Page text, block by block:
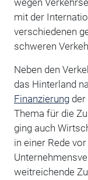
wegen
mit der
verschiedenen
schweren
Neben den
das Hinterland
Finanzierungder
Thema für die
ging auch
in einer Rede
weitreichende